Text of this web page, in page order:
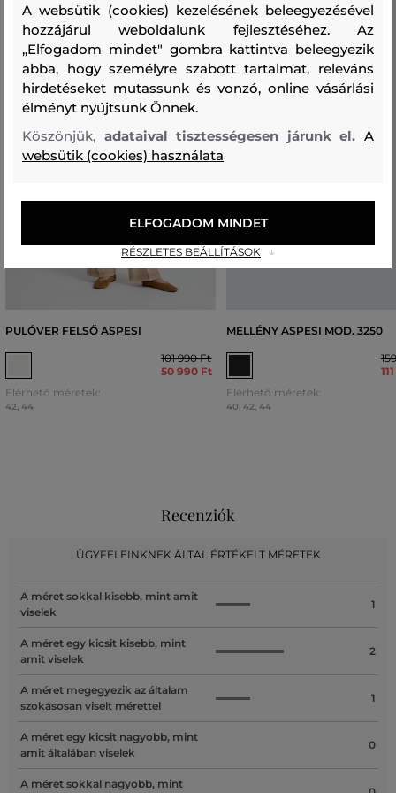
PULÓVER FELSŐ ASPESI
101 990 Ft
50 990 Ft
Elérhető méretek:
42, 44
MELLÉNY ASPESI MOD. 3250
Elérhető méretek:
40, 42, 44
Recenziók
ÜGYFELEINKNEK ÁLTAL ÉRTÉKELT MÉRETEK
A méret sokkal kisebb, mint amit
viselek
1
A méret egy kicsit kisebb, mint
amit viselek
2
A méret megegyezik az általam
szokásosan viselt mérettel
1
A méret egy kicsit nagyobb, mint
amit általában viselek
0
A méret sokkal nagyobb, mint
A websütik (cookies) kezelésének beleegyezésével
hozzájárul weboldalunk fejlesztéséhez. Az
„Elfogadom mindet" gombra kattintva beleegyezik
abba, hogy személyre szabott tartalmat, releváns
hirdetéseket mutassunk és vonzó, online vásárlási
élményt nyújtsunk Önnek.
Köszönjük, adataival tisztességesen járunk el.A
websütik (cookies) használata
RÉSZLETES BEÁLLÍTÁSOK
ELFOGADOM MINDET